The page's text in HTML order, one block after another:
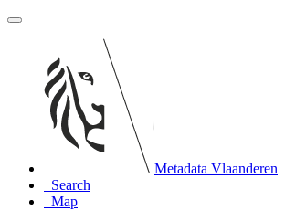
Metadata Vlaanderen
Search
Map